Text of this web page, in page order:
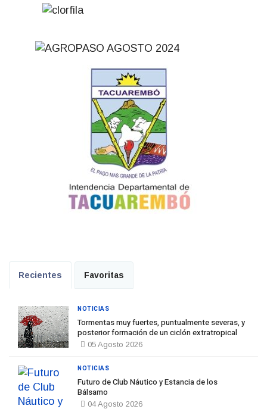
Recientes Favoritas
Tormentas muy fuertes, puntualmente severas, y
posterior formación de un ciclón extratropical
05 Agosto 2026
NOTICIAS
Futuro de Club Náutico y Estancia de los
Bálsamo
04 Agosto 2026
NOTICIAS